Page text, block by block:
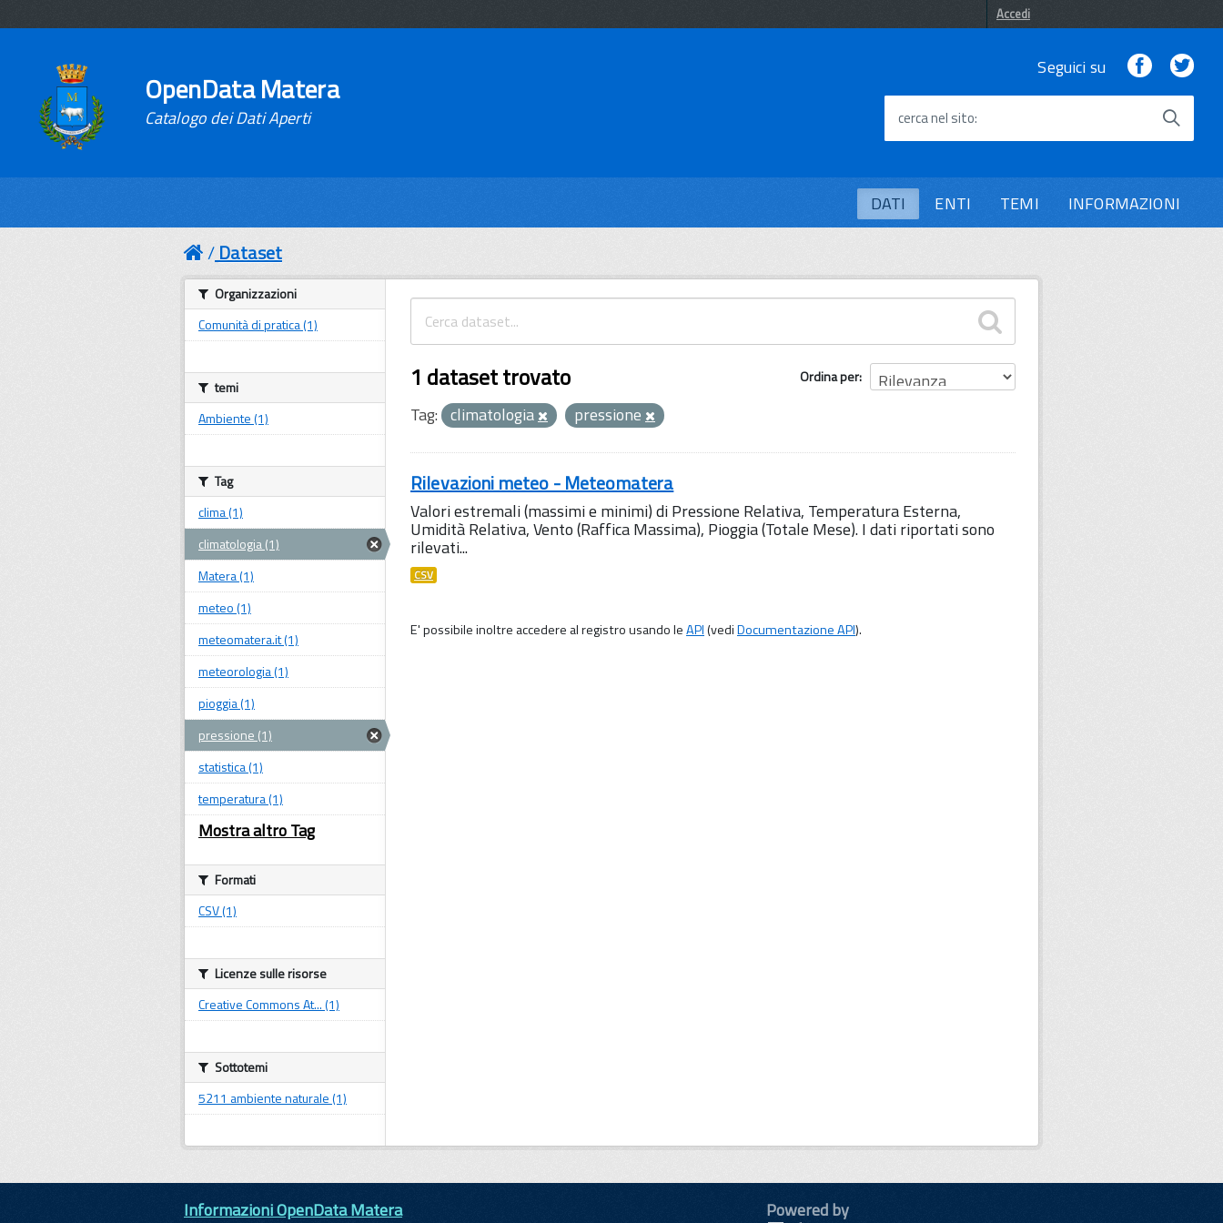
Accedi
OpenData Matera
Catalogo dei Dati Aperti
Seguici su Facebook
cerca nel sito
DATI ENTI TEMI INFORMAZIONI
Dataset
Ordina per
1 dataset trovato
Tag: climatologia pressione
Rilevazioni meteo - Meteomatera
Valori estremali (massimi e minimi) di Pressione Relativa, Temperatura Esterna,
Umidità Relativa, Vento (Raffica Massima), Pioggia (Totale Mese). I dati riportati sono
rilevati...
CSV
E' possibile inoltre accedere al registro usando leAPI(vediDocumentazione API).
Organizzazioni
Comunità di pratica (1)
temi
Ambiente (1)
Tag
clima (1)
climatologia (1)
Matera (1)
meteo (1)
meteomatera.it (1)
meteorologia (1)
pioggia (1)
pressione (1)
statistica (1)
temperatura (1)
Mostra altro Tag
Formati
CSV (1)
Licenze sulle risorse
Creative Commons At... (1)
Sottotemi
5211 ambiente naturale (1)
Informazioni OpenData Matera
Powered by